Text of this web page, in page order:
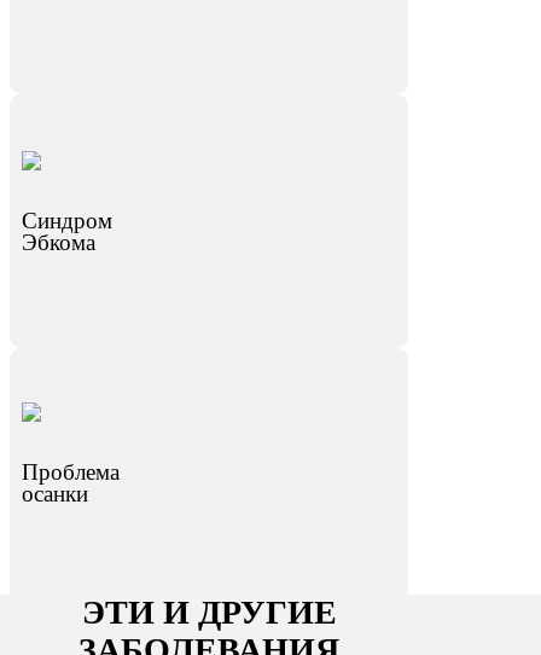
Синдром
Эбкома
Проблема
осанки
ЭТИ И ДРУГИЕ